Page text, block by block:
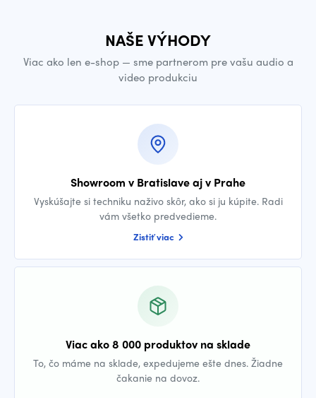
NAŠE VÝHODY
Viac ako len e-shop — sme partnerom pre vašu audio a
video produkciu
Showroom v Bratislave aj v Prahe
Vyskúšajte si techniku naživo skôr, ako si ju kúpite. Radi
vám všetko predvedieme.
Zistiť viac
Viac ako 8 000 produktov na sklade
To, čo máme na sklade, expedujeme ešte dnes. Žiadne
čakanie na dovoz.